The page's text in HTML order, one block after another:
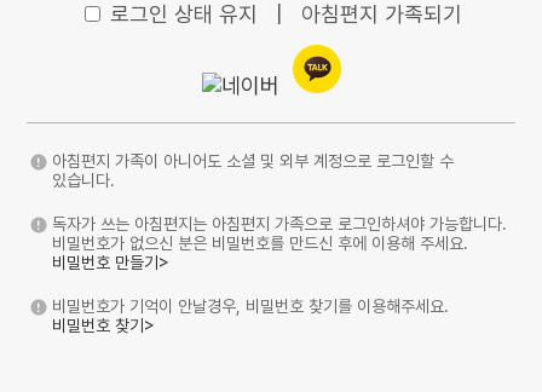
로그인 상태 유지 아침편지 가족되기
아침편지 가족이 아니어도 소셜 및 외부 계정으로 로그인할 수
있습니다.
독자가 쓰는 아침편지는 아침편지 가족으로 로그인하셔야 가능합니다.
비밀번호가 없으신 분은 비밀번호를 만드신 후에 이용해 주세요.
비밀번호 만들기>
비밀번호가 기억이 안날경우, 비밀번호 찾기를 이용해주세요.
비밀번호 찾기>